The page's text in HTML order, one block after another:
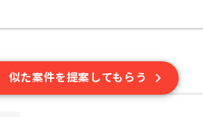
似た案件を提案してもらう